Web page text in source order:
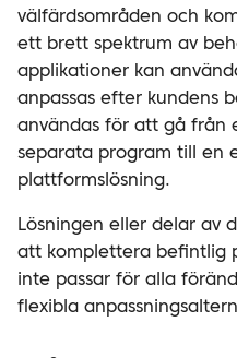
välfärdsområden och
ett brett spektrum av
applikationer kan
anpassas efter kundens
användas för att gå från
separata program till en
plattformslösning.
Lösningen eller delar av
att komplettera befintlig
inte passar för alla
flexibla